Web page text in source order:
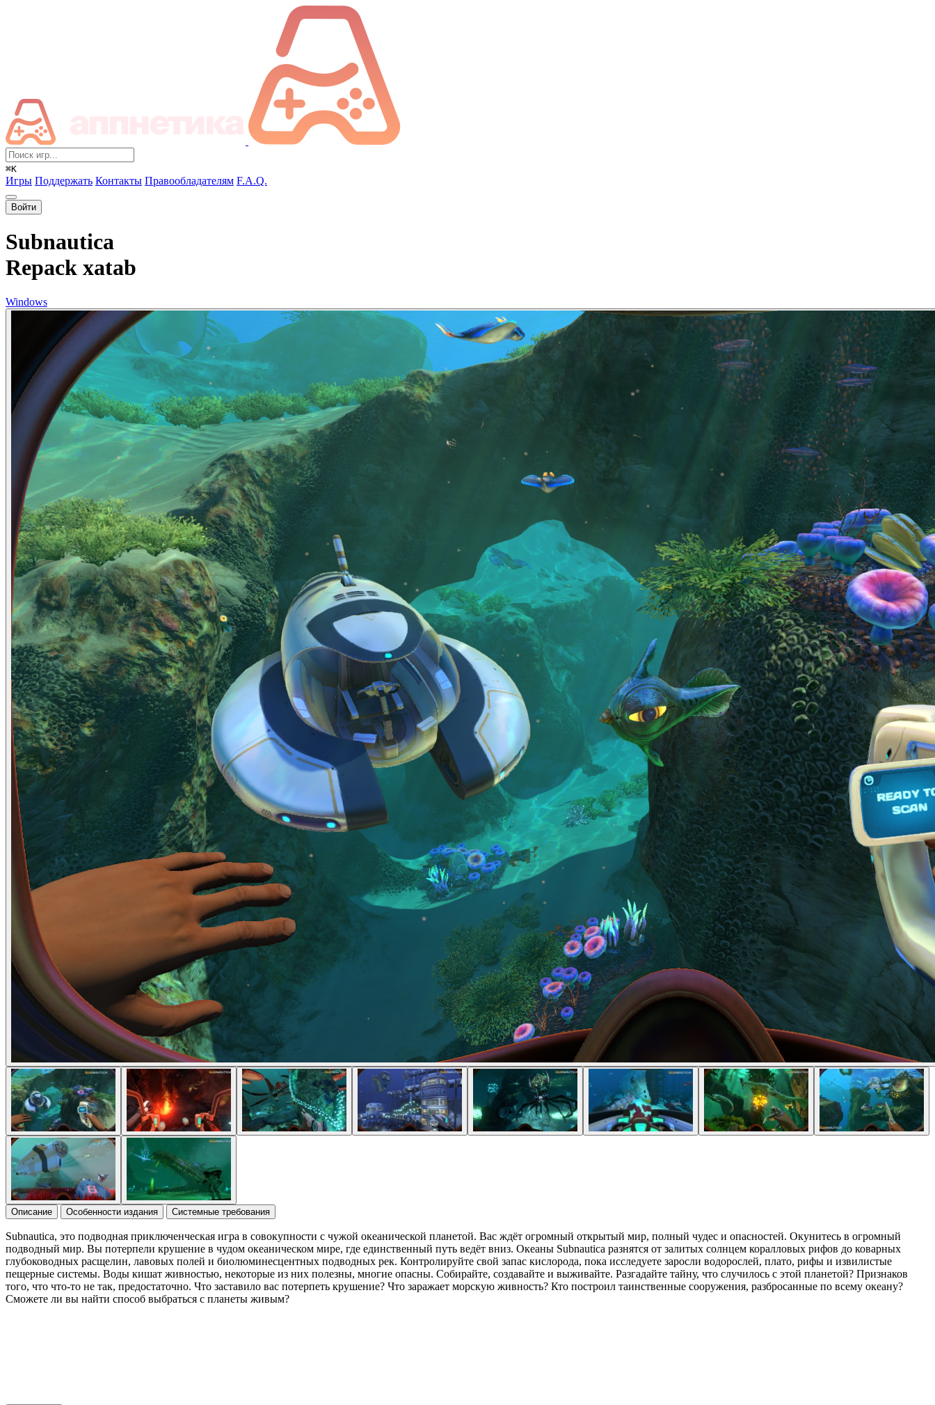
⌘K
Игры Поддержать Контакты Правообладателям F.A.Q.
Войти
Subnautica
Repack xatab
Windows
Описание Особенности издания Системные требования
Subnautica, это подводная приключенческая игра в совокупности с чужой океанической планетой. Вас ждёт огромный открытый мир, полный чудес и опасностей. Окунитесь в огромный
подводный мир. Вы потерпели крушение в чудом океаническом мире, где единственный путь ведёт вниз. Океаны Subnautica разнятся от залитых солнцем коралловых рифов до коварных
глубоководных расщелин, лавовых полей и биолюминесцентных подводных рек. Контролируйте свой запас кислорода, пока исследуете заросли водорослей, плато, рифы и извилистые
пещерные системы. Воды кишат живностью, некоторые из них полезны, многие опасны. Собирайте, создавайте и выживайте. Разгадайте тайну, что случилось с этой планетой? Признаков
того, что что-то не так, предостаточно. Что заставило вас потерпеть крушение? Что заражает морскую живность? Кто построил таинственные сооружения, разбросанные по всему океану?
Сможете ли вы найти способ выбраться с планеты живым?